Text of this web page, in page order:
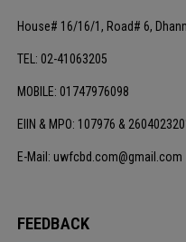
House# 16/16/1, Road# 6,
TEL: 02-41063205
MOBILE: 01747976098
EIIN & MPO: 107976 &
E-Mail: uwfcbd.com@gmail.com
FEEDBACK